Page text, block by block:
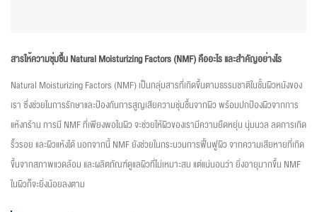
สารให้ความชุ่มชื้น Natural Moisturizing Factors (NMF)คืออะไรและสำคัญอย่างไร
Natural Moisturizing Factors (NMF) เป็นกลุ่มสารที่เกิดขึ้นตามธรรมชาติในชั้นผิวหนังของ
เรา ซึ่งช่วยในการรักษาและป้องกันการสูญเสียความชุ่มชื้นจากผิว พร้อมปกป้องผิวจากการ
แห้งกร้าน การมี NMF ที่เพียงพอในผิว จะช่วยให้ผิวของเรามีความยืดหยุ่น นุ่มนวล ลดการเกิด
ริ้วรอย และผิวแห้งได้ นอกจากนี้ NMF ยังช่วยในกระบวนการฟื้นฟูผิว จากความเสียหายที่เกิด
ขึ้นจากสภาพแวดล้อม และผลิตภัณฑ์ดูแลผิวที่ไม่เหมาะสม แต่แน่นอนว่า ยิ่งอายุมากขึ้น NMF
ในผิวก็จะยิ่งน้อยลงตาม